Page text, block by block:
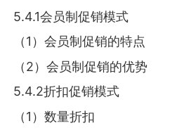
5.4.1会员制促销模式
（1）会员制促销的特点
（2）会员制促销的优势
5.4.2折扣促销模式
（1）数量折扣